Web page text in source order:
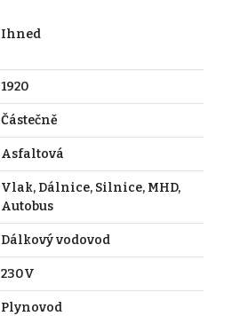
Ihned
1920
Částečně
Asfaltová
Vlak, Dálnice, Silnice, MHD,
Autobus
Dálkový vodovod
230V
Plynovod